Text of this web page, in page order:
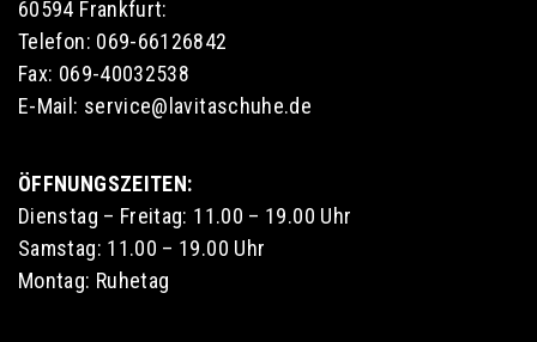
60594 Frankfurt:
Telefon: 069-66126842
Fax: 069-40032538
E-Mail: service@lavitaschuhe.de
ÖFFNUNGSZEITEN:
Dienstag – Freitag: 11.00 – 19.00 Uhr
Samstag: 11.00 – 19.00 Uhr
Montag: Ruhetag